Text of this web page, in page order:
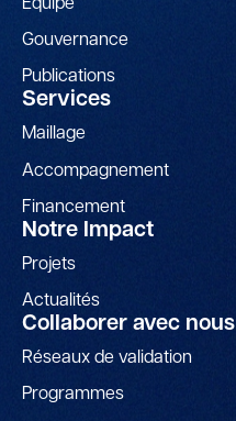
Équipe
Gouvernance
Publications
Services
Maillage
Accompagnement
Financement
Notre Impact
Projets
Actualités
Collaborer avec nous
Réseaux de validation
Programmes